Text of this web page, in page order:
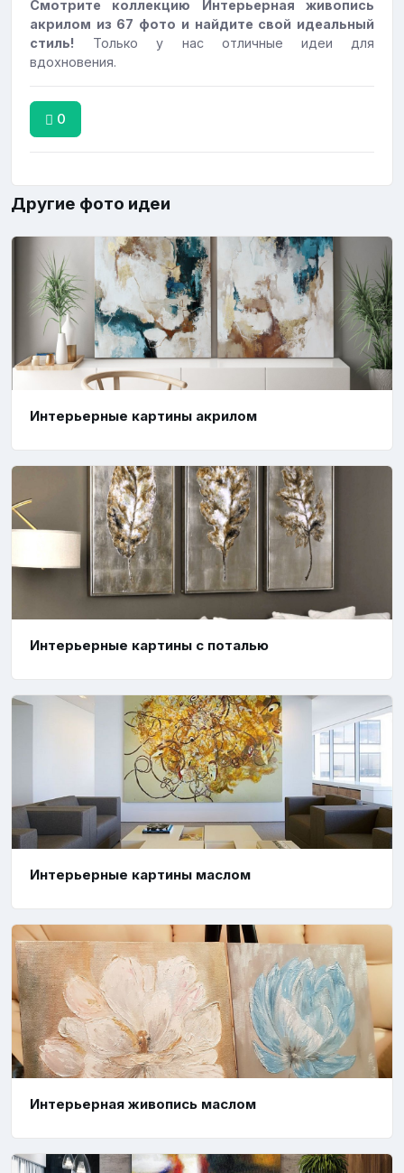
Смотрите коллекцию Интерьерная живопись
акрилом из 67 фото и найдите свой идеальный
стиль!
Только у нас отличные идеи для
вдохновения.
0
Другие фото идеи
Интерьерные картины акрилом
Интерьерные картины с поталью
Интерьерные картины маслом
Интерьерная живопись маслом